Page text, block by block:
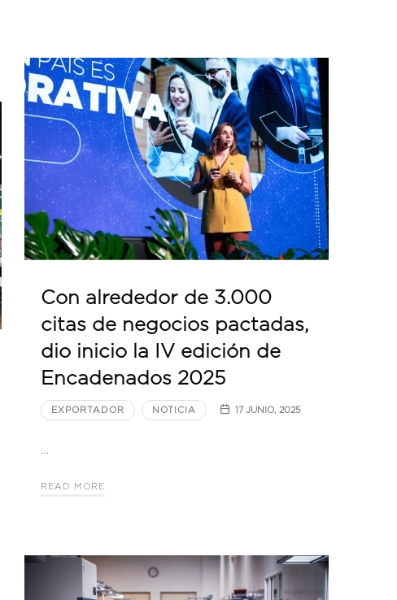
Con alrededor de 3.000
citas de negocios pactadas,
dio inicio la IV edición de
Encadenados 2025
EXPORTADOR NOTICIA 17 JUNIO, 2025
…
READ MORE